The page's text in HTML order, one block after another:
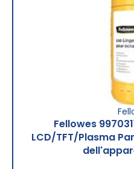
Fellowes
LCD/TFT/Plasma